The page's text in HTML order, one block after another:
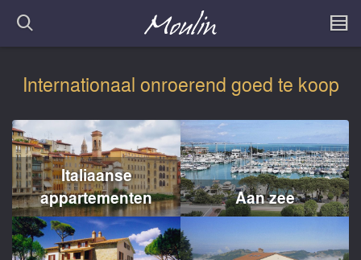
Internationaal onroerend goed te koop
Italiaanse
appartementen
Aan zee